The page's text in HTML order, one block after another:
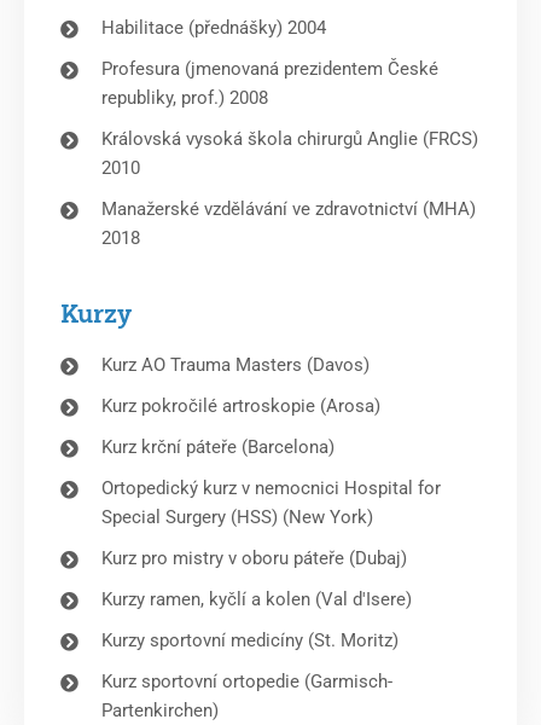
Habilitace (přednášky) 2004
Profesura (jmenovaná prezidentem České
republiky, prof.) 2008
Královská vysoká škola chirurgů Anglie (FRCS)
2010
Manažerské vzdělávání ve zdravotnictví (MHA)
2018
Kurzy
Kurz AO Trauma Masters (Davos)
Kurz pokročilé artroskopie (Arosa)
Kurz krční páteře (Barcelona)
Ortopedický kurz v nemocnici Hospital for
Special Surgery (HSS) (New York)
Kurz pro mistry v oboru páteře (Dubaj)
Kurzy ramen, kyčlí a kolen (Val d'Isere)
Kurzy sportovní medicíny (St. Moritz)
Kurz sportovní ortopedie (Garmisch-
Partenkirchen)